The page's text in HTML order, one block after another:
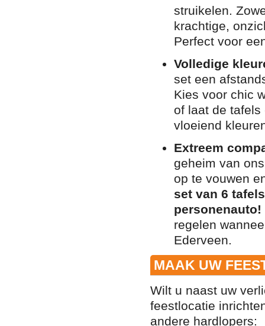
struikelen.
krachtige,
Perfect voor
Volledige
set een
Kies voor chic
of laat de
vloeiend
Extreem
geheim van
op te vouwen
set van 6
personenauto!
regelen
Ederveen.
MAAK UW
Wilt u naast uw
feestlocatie
andere hardlopers: